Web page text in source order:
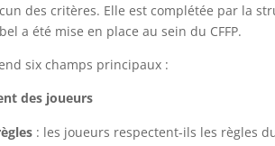
des critères. Elle est complétée par la
a été mise en place au sein du CFFP.
six champs principaux :
des joueurs
: les joueurs respectent-ils les règles